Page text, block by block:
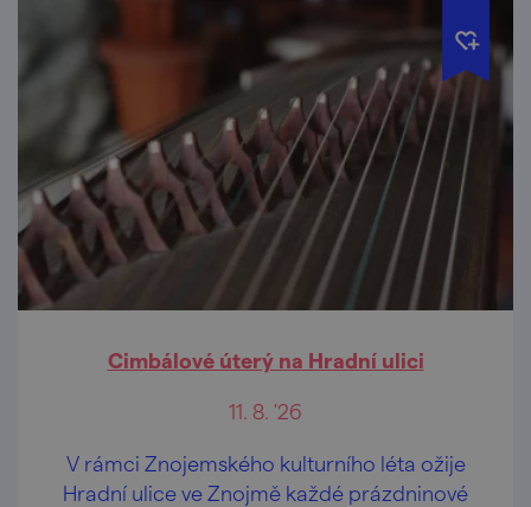
Cimbálové úterý na Hradní ulici
11. 8. '26
V rámci Znojemského kulturního léta ožije
Hradní ulice ve Znojmě každé prázdninové